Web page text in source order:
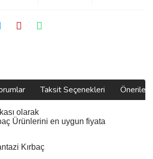
Taksit Seçenekleri
olarak
Ürünlerini en uygun fiyata
Kırbaç